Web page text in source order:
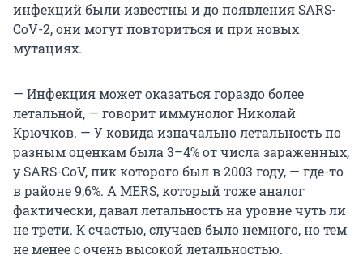
инфекций были известны и до появления SARS-
CoV-2, они могут повториться и при новых
мутациях.
— Инфекция может оказаться гораздо более
летальной, — говорит иммунолог Николай
Крючков. — У ковида изначально летальность по
разным оценкам была 3–4% от числа зараженных,
у SARS-CoV, пик которого был в 2003 году, — где-то
в районе 9,6%. А MERS, который тоже аналог
фактически, давал летальность на уровне чуть ли
не трети. К счастью, случаев было немного, но тем
не менее с очень высокой летальностью.